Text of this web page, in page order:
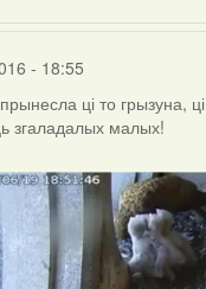
- 18:55
ці то грызуна, ці
згаладалых малых!